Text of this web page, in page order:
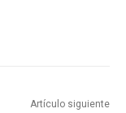
Artículo siguiente